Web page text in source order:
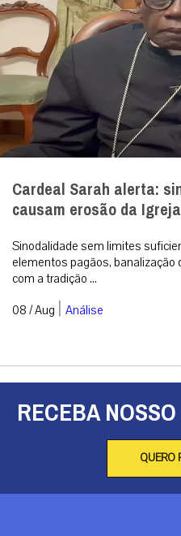
Cardeal Sarah alerta:
causam erosão da
Sinodalidade sem limites
elementos pagãos, banalização
com a tradição ...
08 / Aug | Análise
RECEBA
QUERO